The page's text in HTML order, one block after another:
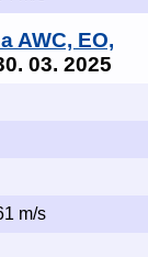
AWC, EO,
03. 2025
m/s